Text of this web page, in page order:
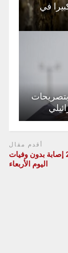
18 سدا كبيرا في
أقدم مقال
تسجيل 221 إصابة بدون وفيات
اليوم الأربعاء